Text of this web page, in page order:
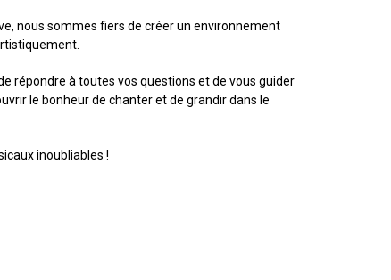
nous sommes fiers de créer un environnement
répondre à toutes vos questions et de vous guider
le bonheur de chanter et de grandir dans le
inoubliables !